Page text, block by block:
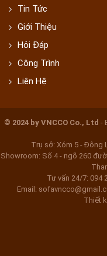
Tin Tức
Giới Thiệu
Hỏi Đáp
Công Trình
Liên Hệ
© 2024 by VNCCO Co., Ltd -
Trụ sở: Xóm 5 - Đông
Showroom: Số 4 - ngõ 260
Tư vấn 24/7: 094
Email:
Thiết